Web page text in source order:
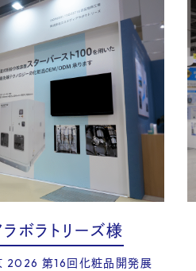
ボラトリーズ様
2026 第16回化粧品開発展